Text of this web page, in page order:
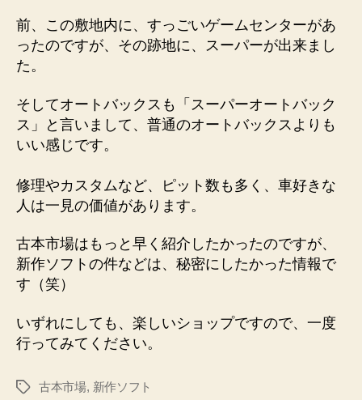
前、この敷地内に、すっごいゲームセンターがあ
ったのですが、その跡地に、スーパーが出来まし
た。
そしてオートバックスも「スーパーオートバック
ス」と言いまして、普通のオートバックスよりも
いい感じです。
修理やカスタムなど、ピット数も多く、車好きな
人は一見の価値があります。
古本市場はもっと早く紹介したかったのですが、
新作ソフトの件などは、秘密にしたかった情報で
す（笑）
いずれにしても、楽しいショップですので、一度
行ってみてください。
タ
古本市場, 新作ソフト